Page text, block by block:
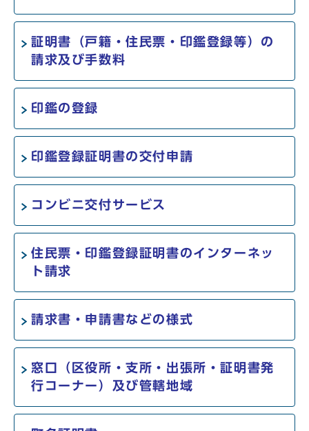
証明書（戸籍・住民票・印鑑登録等）の
請求及び手数料
印鑑の登録
印鑑登録証明書の交付申請
コンビニ交付サービス
住民票・印鑑登録証明書のインターネッ
ト請求
請求書・申請書などの様式
窓口（区役所・支所・出張所・証明書発
行コーナー）及び管轄地域